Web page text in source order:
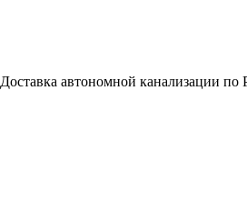
Доставка автономной канализации по